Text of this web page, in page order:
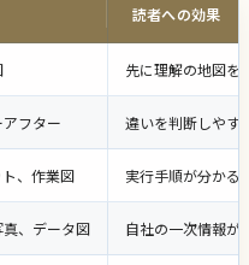
読者への効果
先に理解の地図を
フター 違いを判断しやす
、作業図 実行手順が分かる
、データ図 自社の一次情報が